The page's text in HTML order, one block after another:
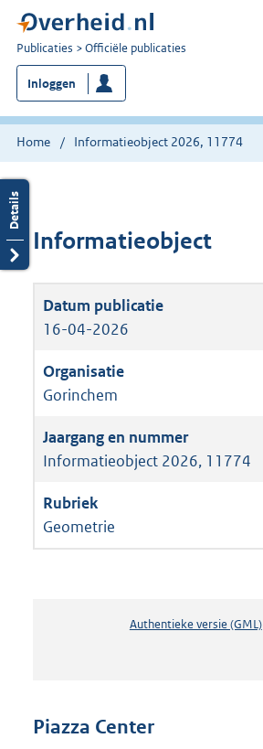
U
bent
nu
hier:
Publicaties Officiële publicaties
Inloggen
Home Informatieobject 2026, 11774
Informatieobject
16-04-2026
Gorinchem
Informatieobject 2026, 11774
Geometrie
Authentieke versie (GML)b
Piazza Center